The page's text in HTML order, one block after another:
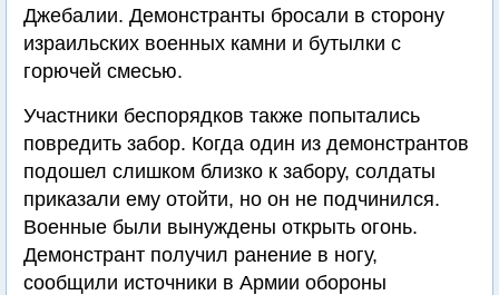
Джебалии. Демонстранты бросали в сторону
израильских военных камни и бутылки с
горючей смесью.
Участники беспорядков также попытались
повредить забор. Когда один из демонстрантов
подошел слишком близко к забору, солдаты
приказали ему отойти, но он не подчинился.
Военные были вынуждены открыть огонь.
Демонстрант получил ранение в ногу,
сообщили источники в Армии обороны